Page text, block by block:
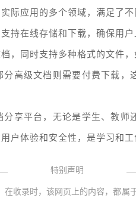
际应用的多个领域，满足了不
持在线存储和下载，确保用户
，同时支持多种格式的文件，
高级文档则需要付费下载，
享平台，无论是学生、教师
户体验和安全性，是学习和工
特别声明
在收录时，该网页上的内容，都